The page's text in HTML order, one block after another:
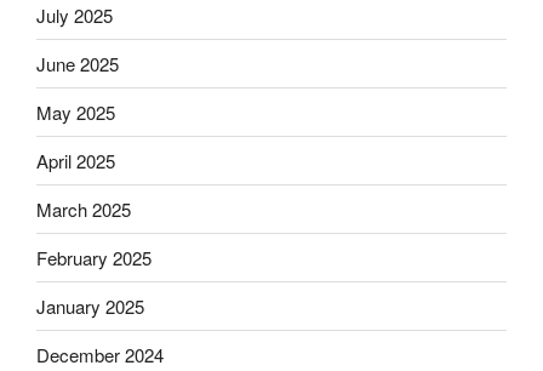
July 2025
June 2025
May 2025
April 2025
March 2025
February 2025
January 2025
December 2024